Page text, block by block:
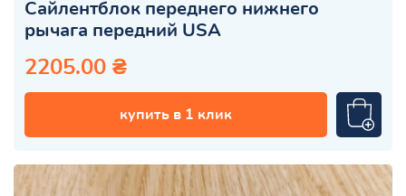
Сайлентблок переднего нижнего
рычага передний USA
2205.00 ₴
купить в 1 клик